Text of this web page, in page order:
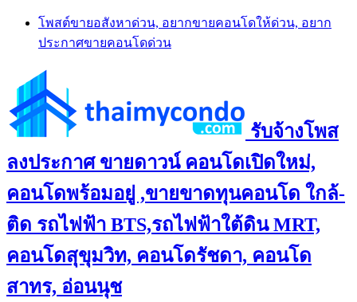
Skip
content
โพสต์ขายอสังหาด่วน, อยากขายคอนโดให้ด่วน, อยาก
ประกาศขายคอนโดด่วน
รับจ้างโพส
ลงประกาศ ขายดาวน์ คอนโดเปิดใหม่,
คอนโดพร้อมอยู่ ,ขายขาดทุนคอนโด ใกล้-
ติด รถไฟฟ้า BTS,รถไฟฟ้าใต้ดิน MRT,
คอนโดสุขุมวิท, คอนโดรัชดา, คอนโด
สาทร, อ่อนนุช